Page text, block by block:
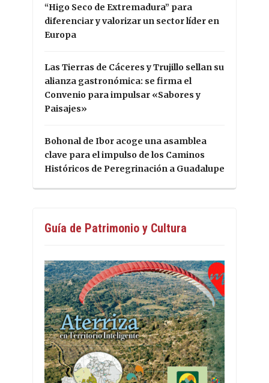
“Higo Seco de Extremadura” para
diferenciar y valorizar un sector líder en
Europa
Las Tierras de Cáceres y Trujillo sellan su
alianza gastronómica: se firma el
Convenio para impulsar «Sabores y
Paisajes»
Bohonal de Ibor acoge una asamblea
clave para el impulso de los Caminos
Históricos de Peregrinación a Guadalupe
Guía de Patrimonio y Cultura